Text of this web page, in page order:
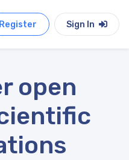
Register Sign In
open